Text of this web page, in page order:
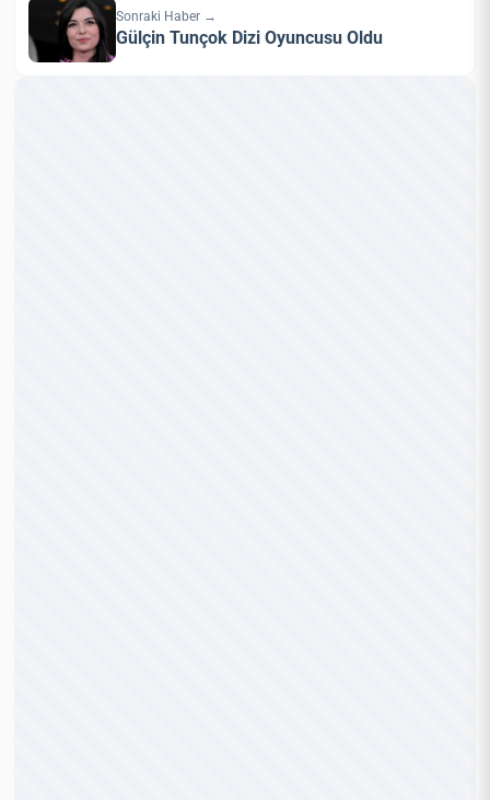
Sonraki Haber →
Gülçin Tunçok Dizi Oyuncusu Oldu